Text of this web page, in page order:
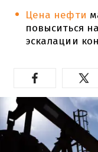
Цена нефти
повыситься
эскалации